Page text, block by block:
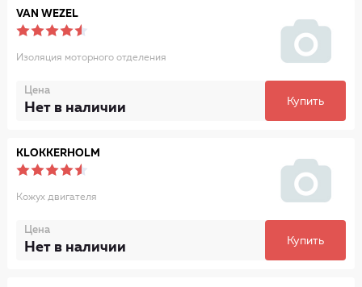
VAN WEZEL
Изоляция моторного отделения
Цена
Нет в наличии Купить
KLOKKERHOLM
Кожух двигателя
Цена
Нет в наличии Купить